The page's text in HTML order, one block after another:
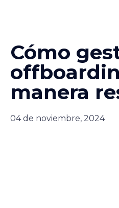
Cómo
manera
04 de noviembre, 2024